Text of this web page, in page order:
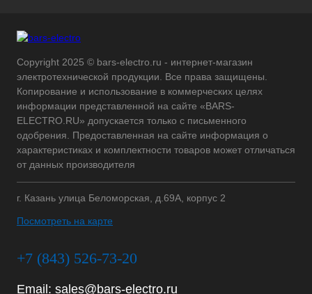
Copyright 2025 © bars-electro.ru - интернет-магазин
электротехнической продукции. Все права защищены.
Копирование и использование в коммерческих целях
информации представленной на сайте «BARS-
ELECTRO.RU» допускается только с письменного
одобрения. Предоставленная на сайте информация о
характеристиках и комплектности товаров может отличаться
от данных производителя
г. Казань улица Беломорская, д.69А, корпус 2
Посмотреть на карте
+7 (843) 526-73-20
Email: sales@bars-electro.ru